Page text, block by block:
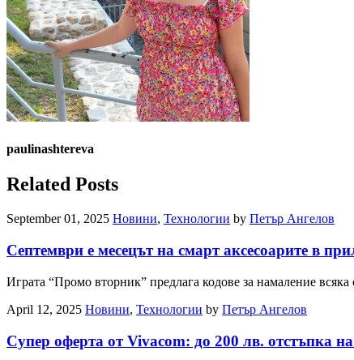
paulinashtereva
Related Posts
September 01, 2025 Новини, Технологии by Петър Ангелов
Септември е месецът на смарт аксесоарите в
Играта “Промо вторник” предлага кодове за намаление
April 12, 2025 Новини, Технологии by Петър Ангелов
Супер оферта от Vivacom: до 200 лв. отстъпка